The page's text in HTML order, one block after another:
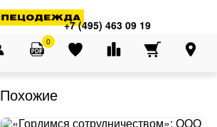
+7 (495) 463 09 19
+7 (495) 463 09 19
0
Блог Маркировка спецодежды. Технические
Похожие